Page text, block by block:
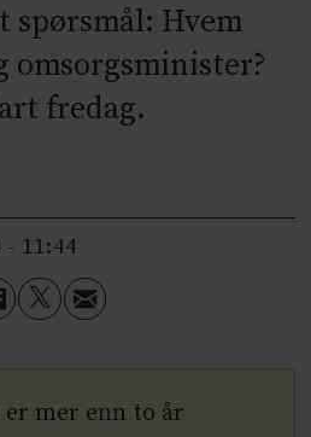
spørsmål: Hvem
omsorgsminister?
fredag.
- 11:44
mer enn to år